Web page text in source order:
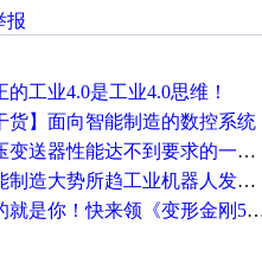
报
的工业4.0是工业4.0思维！
货】面向智能制造的数控系统
变送器性能达不到要求的一些因素
制造大势所趋工业机器人发展迅猛
是你！快来领《变形金刚5》观影券